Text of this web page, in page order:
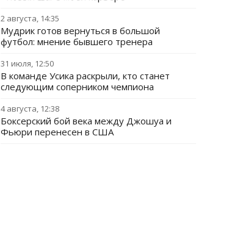
2 августа, 14:35
Мудрик готов вернуться в большой
футбол: мнение бывшего тренера
31 июля, 12:50
В команде Усика раскрыли, кто станет
следующим соперником чемпиона
4 августа, 12:38
Боксерский бой века между Джошуа и
Фьюри перенесен в США